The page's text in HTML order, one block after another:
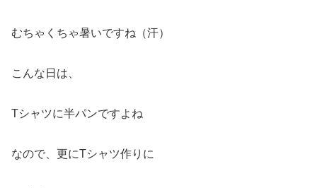
むちゃくちゃ暑いですね（汗）
こんな日は、
Tシャツに半パンですよね
なので、更にTシャツ作りに